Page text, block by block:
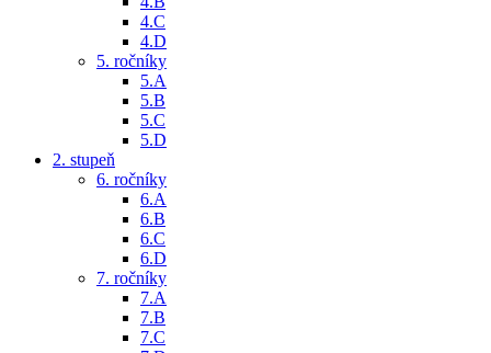
4.C
4.D
5. ročníky
5.A
5.B
5.C
5.D
2. stupeň
6. ročníky
6.A
6.B
6.C
6.D
7. ročníky
7.A
7.B
7.C